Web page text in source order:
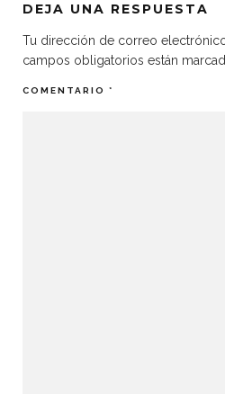
DEJA UNA RESPUESTA
Tu dirección de correo
campos obligatorios están
COMENTARIO *